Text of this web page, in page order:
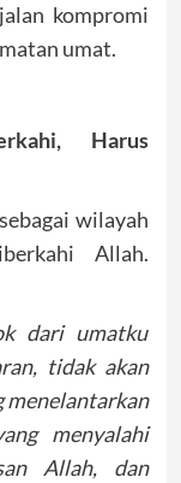
kompromi
umat.
Harus
wilayah
Allah.
dari umatku
tidak akan
menelantarkan
menyalahi
Allah, dan